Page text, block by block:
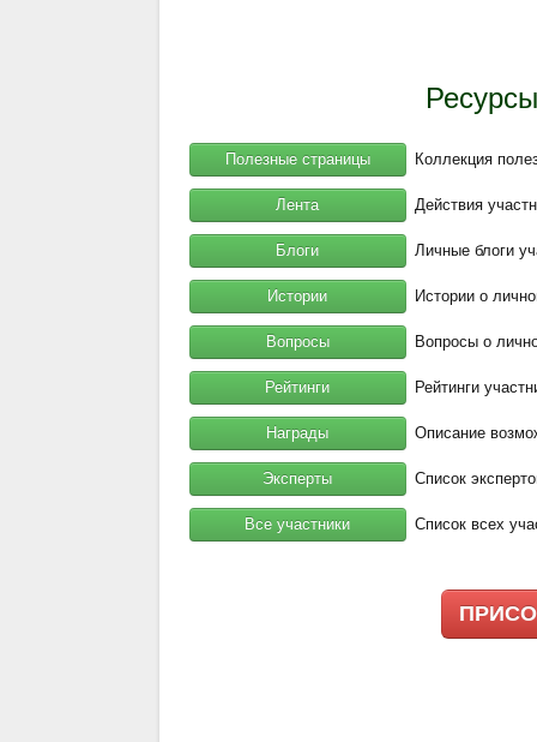
Полезные страницы Коллекция
Лента Действия
Блоги Личные блоги
Истории Истории о
Вопросы Вопросы о
Рейтинги Рейтинги
Награды Описание
Эксперты Список
Все участники Список всех